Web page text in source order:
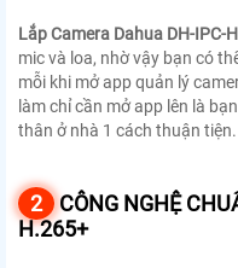
Lắp Camera Dahua DH-IPC-
mic và loa, nhờ vậy bạn có
mỗi khi mở app quản lý
làm chỉ cần mở app lên là
thân ở nhà 1 cách thuận tiện.
2
CÔNG NGHỆ
H.265+